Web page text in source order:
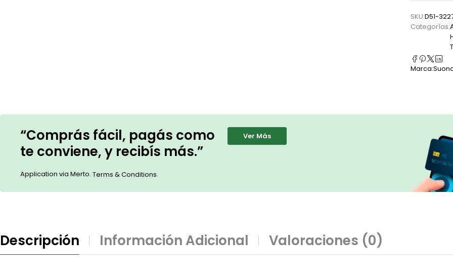
SKU:D51-
Categorías:
Marca:
“Comprás fácil, pagás como
te conviene, y recibís más.”
Application via Merto. Terms & Conditions.
Ver Más
Descripción Información Adicional Valoraciones (0)